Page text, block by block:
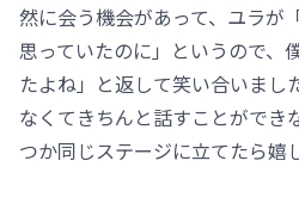
然に会う機会があって、ユラが
思っていたのに」というので、
たよね」と返して笑い合いまし
なくてきちんと話すことができ
つか同じステージに立てたら嬉